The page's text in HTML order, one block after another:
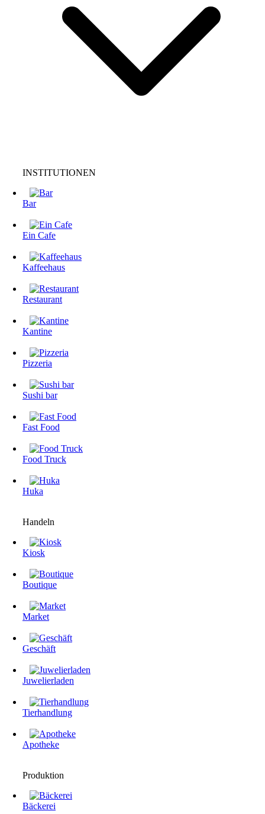
INSTITUTIONEN
Bar
Ein Cafe
Kaffeehaus
Restaurant
Kantine
Pizzeria
Sushi bar
Fast Food
Food Truck
Huka
Handeln
Kiosk
Boutique
Market
Geschäft
Juwelierladen
Tierhandlung
Apotheke
Produktion
Bäckerei